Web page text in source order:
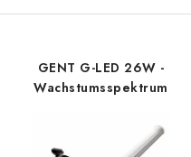
GENT G-LED 26W -
Wachstumsspektrum